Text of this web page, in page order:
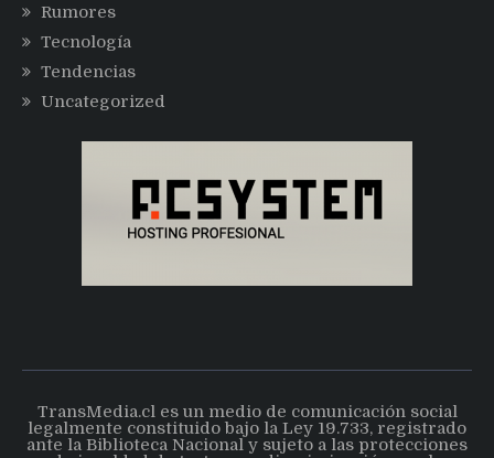
Rumores
Tecnología
Tendencias
Uncategorized
TransMedia.cl es un medio de comunicación social
legalmente constituido bajo la Ley 19.733, registrado
ante la Biblioteca Nacional y sujeto a las protecciones